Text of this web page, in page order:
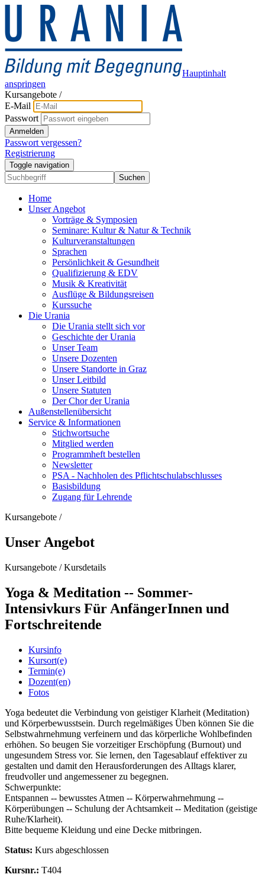
Hauptinhalt
anspringen
Kursangebote /
E-Mail
Passwort
Anmelden
Passwort vergessen?
Registrierung
Toggle navigation
Suchen
Home
Unser Angebot
Vorträge & Symposien
Seminare: Kultur & Natur & Technik
Kulturveranstaltungen
Sprachen
Persönlichkeit & Gesundheit
Qualifizierung & EDV
Musik & Kreativität
Ausflüge & Bildungsreisen
Kurssuche
Die Urania
Die Urania stellt sich vor
Geschichte der Urania
Unser Team
Unsere Dozenten
Unsere Standorte in Graz
Unser Leitbild
Unsere Statuten
Der Chor der Urania
Außenstellenübersicht
Service & Informationen
Stichwortsuche
Mitglied werden
Programmheft bestellen
Newsletter
PSA - Nachholen des Pflichtschulabschlusses
Basisbildung
Zugang für Lehrende
Kursangebote /
Unser Angebot
Kursangebote /Kursdetails
Yoga & Meditation -- Sommer-
Intensivkurs Für AnfängerInnen und
Fortschreitende
Kursinfo
Kursort(e)
Termin(e)
Dozent(en)
Fotos
Yoga bedeutet die Verbindung von geistiger Klarheit (Meditation)
und Körperbewusstsein. Durch regelmäßiges Üben können Sie die
Selbstwahrnehmung verfeinern und das körperliche Wohlbefinden
erhöhen. So beugen Sie vorzeitiger Erschöpfung (Burnout) und
ungesundem Stress vor. Sie lernen, den Tagesablauf effektiver zu
gestalten und damit den Herausforderungen des Alltags klarer,
freudvoller und angemessener zu begegnen.
Schwerpunkte:
Entspannen -- bewusstes Atmen -- Körperwahrnehmung --
Körperübungen -- Schulung der Achtsamkeit -- Meditation (geistige
Ruhe/Klarheit).
Bitte bequeme Kleidung und eine Decke mitbringen.
Status: Kurs abgeschlossen
Kursnr.: T404